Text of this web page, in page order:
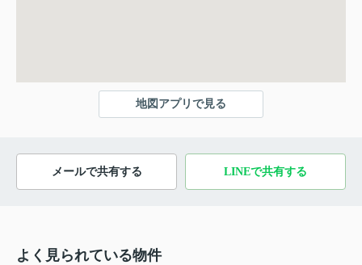
地図アプリで見る
メールで共有する LINEで共有する
よく見られている物件